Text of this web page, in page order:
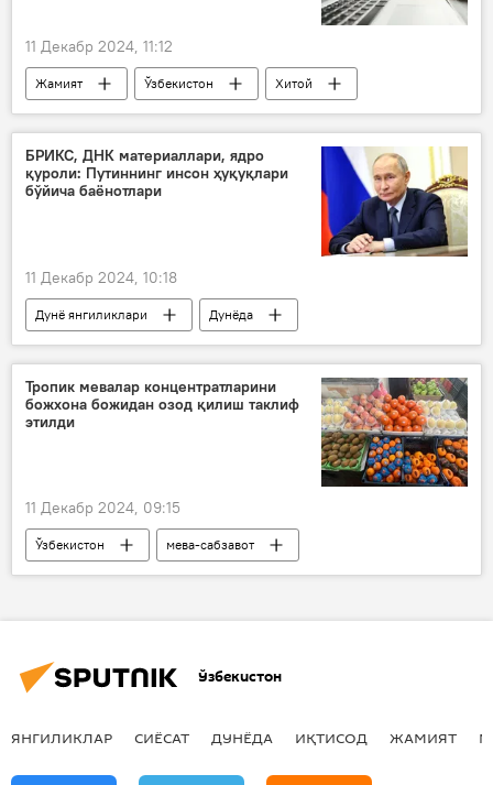
11 Декабр 2024, 11:12
Жамият Ўзбекистон
Хитой
таълим
ахборот технологиялари (IT)
БРИКС, ДНК материаллари, ядро
қуроли: Путиннинг инсон ҳуқуқлари
бўйича баёнотлари
11 Декабр 2024, 10:18
Дунё янгиликлари
Дунёда
Россия
Владимир Путин
мактаб
ядро қуроли
Тропик мевалар концентратларини
божхона божидан озод қилиш таклиф
этилди
11 Декабр 2024, 09:15
Ўзбекистон
мева-сабзавот
божхона божи
Шавкат Мирзиёев
Ўзбекистон
ЯНГИЛИКЛАР СИЁСАТ ДУНЁДА ИҚТИСОД ЖАМИЯТ